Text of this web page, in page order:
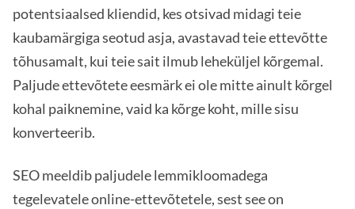
potentsiaalsed kliendid, kes otsivad midagi teie
kaubamärgiga seotud asja, avastavad teie ettevõtte
tõhusamalt, kui teie sait ilmub leheküljel kõrgemal.
Paljude ettevõtete eesmärk ei ole mitte ainult kõrgel
kohal paiknemine, vaid ka kõrge koht, mille sisu
konverteerib.
SEO meeldib paljudele lemmikloomadega
tegelevatele online-ettevõtetele, sest see on